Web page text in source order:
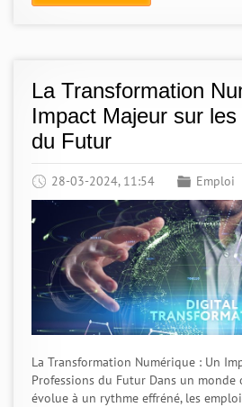
La Transformation
Impact Majeur sur
du Futur
28-03-2024, 11:54 Emploi
La Transformation Numérique : Un
Professions du Futur Dans un
évolue à un rythme effréné, les